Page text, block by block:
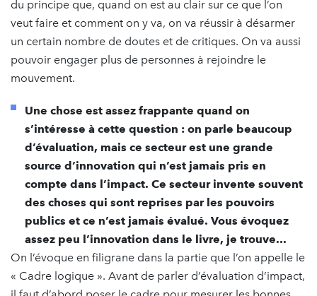
du principe que, quand on est au clair sur ce que l’on
veut faire et comment on y va, on va réussir à désarmer
un certain nombre de doutes et de critiques. On va aussi
pouvoir engager plus de personnes à rejoindre le
mouvement.
Une chose est assez frappante quand on
s’intéresse à cette question : on parle beaucoup
d’évaluation, mais ce secteur est une grande
source d’innovation qui n’est jamais pris en
compte dans l’impact. Ce secteur invente souvent
des choses qui sont reprises par les pouvoirs
publics et ce n’est jamais évalué. Vous évoquez
assez peu l’innovation dans le livre, je trouve...
On l’évoque en filigrane dans la partie que l’on appelle le
« Cadre logique ». Avant de parler d’évaluation d’impact,